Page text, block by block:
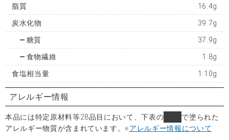
脂質 16.4g
炭水化物 39.7g
糖質 37.9g
食物繊維 1.8g
食塩相当量 1.10g
アレルギー情報
本品には特定原材料等28品目において、下表の
で塗られた
アレルギー物質が含まれています。※アレルギー情報について